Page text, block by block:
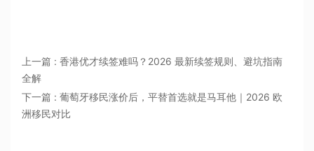
上一篇 : 香港优才续签难吗？2026 最新续签规则、避坑指南
全解
下一篇 : 葡萄牙移民涨价后，平替首选就是马耳他｜2026 欧
洲移民对比